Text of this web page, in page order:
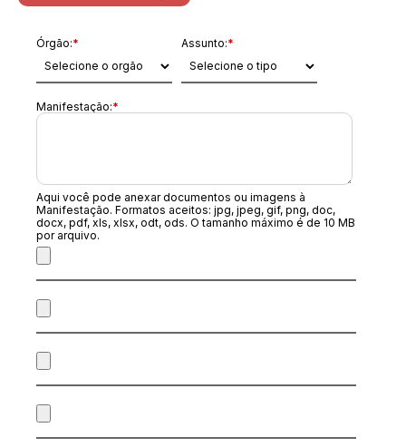
Órgão:* Assunto:*
Manifestação:*
Aqui você pode anexar documentos ou imagens à
Manifestação. Formatos aceitos: jpg, jpeg, gif, png, doc,
docx, pdf, xls, xlsx, odt, ods. O tamanho máximo é de 10 MB
por arquivo.